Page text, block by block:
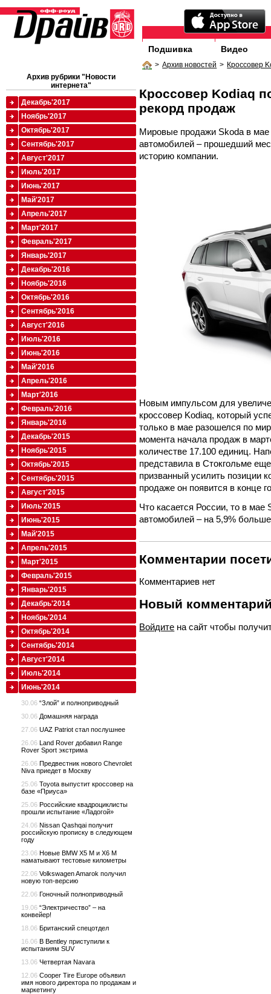
Подшивка Видео
> Архив новостей > Кроссовер
Кроссовер Kodiaq
рекорд продаж
Мировые продажи Skoda в мае
автомобилей – прошедший
историю компании.
Новым импульсом для
кроссовер Kodiaq, который
только в мае разошелся по
момента начала продаж в
количестве 17.100 единиц.
представила в Стокгольме
призванный усилить позиции
продаже он появится в конце
Что касается России, то в мае
автомобилей – на 5,9%
Комментарии
Комментариев нет
Новый
Войдите на сайт чтобы
Архив рубрики "Новости
интернета"
Декабрь'2017
Ноябрь'2017
Октябрь'2017
Сентябрь'2017
Август'2017
Июль'2017
Июнь'2017
Май'2017
Апрель'2017
Март'2017
Февраль'2017
Январь'2017
Декабрь'2016
Ноябрь'2016
Октябрь'2016
Сентябрь'2016
Август'2016
Июль'2016
Июнь'2016
Май'2016
Апрель'2016
Март'2016
Февраль'2016
Январь'2016
Декабрь'2015
Ноябрь'2015
Октябрь'2015
Сентябрь'2015
Август'2015
Июль'2015
Июнь'2015
Май'2015
Апрель'2015
Март'2015
Февраль'2015
Январь'2015
Декабрь'2014
Ноябрь'2014
Октябрь'2014
Сентябрь'2014
Август'2014
Июль'2014
Июнь'2014
30.06 “Злой” и полноприводный
30.06 Домашняя награда
27.06 UAZ Patriot стал послушнее
26.06 Land Rover добавил Range
Rover Sport экстрима
26.06 Предвестник нового Chevrolet
Niva приедет в Москву
25.06 Toyota выпустит кроссовер на
базе «Приуса»
25.06 Российские квадроциклисты
прошли испытание «Ладогой»
24.06 Nissan Qashqai получит
российскую прописку в следующем
году
23.06 Новые BMW X5 M и X6 M
наматывают тестовые километры
22.06 Volkswagen Amarok получил
новую топ-версию
22.06 Гоночный полноприводный
19.06 “Электричество” – на
конвейер!
18.06 Британский спецотдел
16.06 В Bentley приступили к
испытаниям SUV
13.06 Четвертая Navara
12.06 Cooper Tire Europe объявил
имя нового директора по продажам и
маркетингу